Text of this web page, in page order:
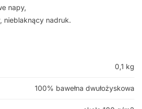
napy,
nieblaknący nadruk.
0,1 kg
100% bawełna dwułożyskowa